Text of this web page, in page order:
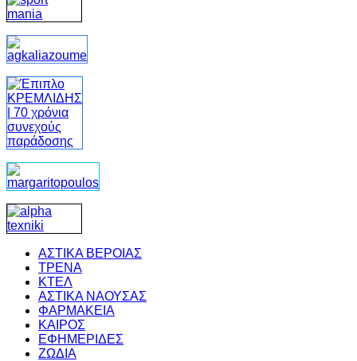
ΑΣΤΙΚΑ ΒΕΡΟΙΑΣ
ΤΡΕΝΑ
ΚΤΕΛ
ΑΣΤΙΚΑ ΝΑΟΥΣΑΣ
ΦΑΡΜΑΚΕΙΑ
ΚΑΙΡΟΣ
ΕΦΗΜΕΡΙΔΕΣ
ΖΩΔΙΑ